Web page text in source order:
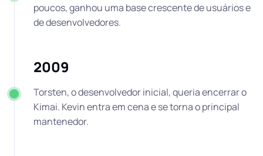
poucos, ganhou uma base crescente de usuários e
de desenvolvedores.
2009
Torsten, o desenvolvedor inicial, queria encerrar o
Kimai. Kevin entra em cena e se torna o principal
mantenedor.